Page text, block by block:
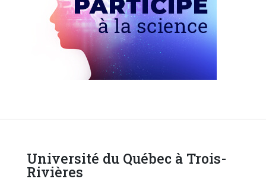
Université du Québec à Trois-
Rivières